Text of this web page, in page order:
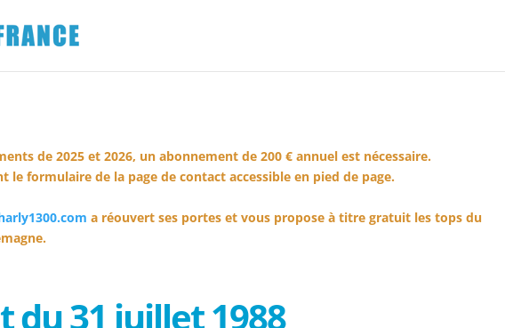
de 2025 et 2026, un abonnement de 200 € annuel est nécessaire.
le formulaire de la page de contact accessible en pied de page.
a réouvert ses portes et vous propose à titre gratuit les tops du
du 31 juillet 1988